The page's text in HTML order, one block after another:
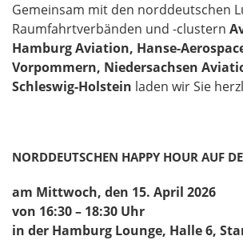
Gemeinsam mit den norddeutschen
Raumfahrtverbänden und -clustern
Hamburg Aviation, Hanse-
Vorpommern, Niedersachsen
Schleswig-Holstein laden wir Sie
NORDDEUTSCHEN HAPPY HOUR AUF
am Mittwoch, den 15. April 2026
von 16:30 – 18:30 Uhr
in der Hamburg Lounge, Halle 6,